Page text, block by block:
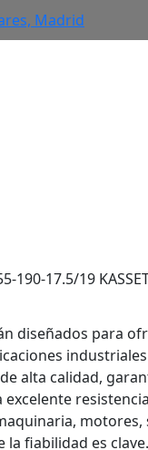
Madrid
190-17.5/19
diseñados para
industriales
alta calidad,
fiabilidad es clave.